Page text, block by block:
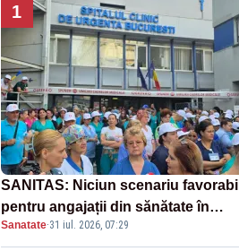
1
SANITAS: Niciun scenariu favorabil
pentru angajații din sănătate în
proiectul Legii salarizării
Sanatate·31 iul. 2026, 07:29